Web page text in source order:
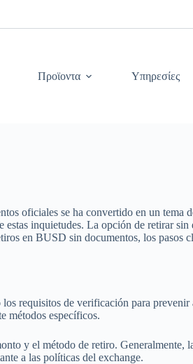
Προϊοντα Υπηρεσίες
oficiales se ha convertido en un tema
inquietudes. La opción de retirar
en BUSD sin documentos, los pasos
requisitos de verificación para
métodos específicos.
y el método de retiro. Generalmente,
a las políticas del exchange.